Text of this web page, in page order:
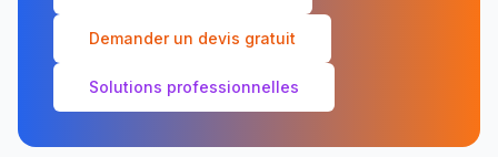
Demander un devis gratuit
Solutions professionnelles